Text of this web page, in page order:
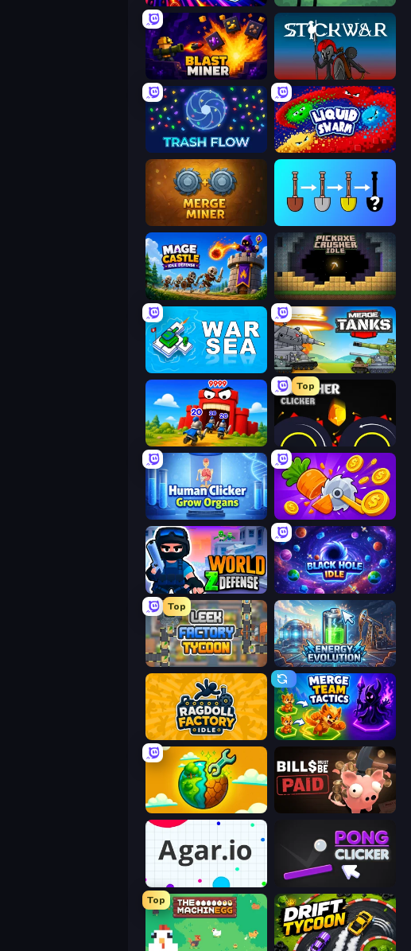
Blast Miner Stick War
Trash Flow Liquid Swarm
Merge Miner
Mage Castle Idle Defense Pickaxe Crusher Idle
War Sea Merge Master Tanks: Tank Wars
TimeWarriors
Top
Crusher Clicker
Human Clicker: Grow Organs Farm Ring Idle
World Z Defense - Zombie Defense Black Hole Idle
Top
Leek Factory Tycoon Energy Evolution
Ragdoll Factory Idle Merge Team Tactics
Land Explorers: Merge & Build Bills Must Be Paid
Agar.io Pong Clicker
Top